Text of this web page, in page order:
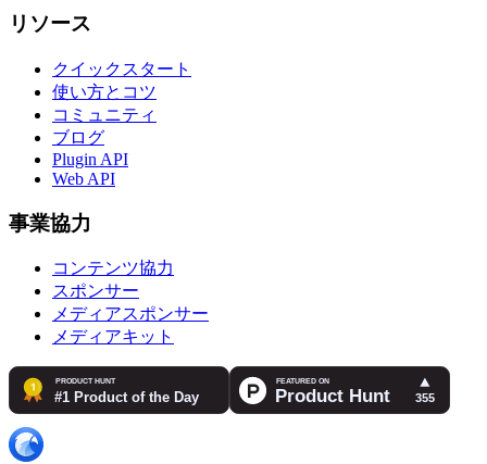
リソース
クイックスタート
使い方とコツ
コミュニティ
ブログ
Plugin API
Web API
事業協力
コンテンツ協力
スポンサー
メディアスポンサー
メディアキット